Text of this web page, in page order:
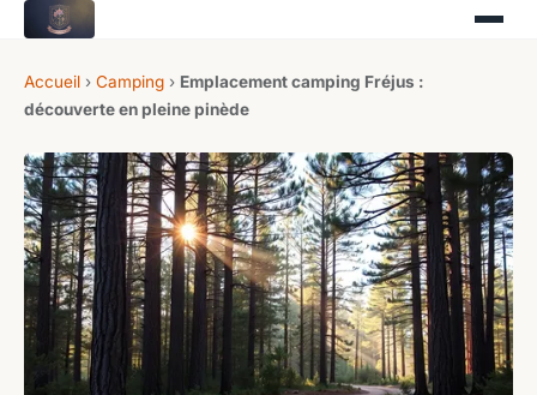
Accueil › Camping › Emplacement camping Fréjus :
découverte en pleine pinède